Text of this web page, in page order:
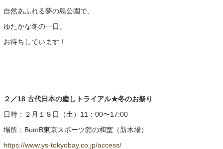
自然あふれる夢の島公園で、
ゆたかな冬の一日。
お待ちしています！
２／18 古代日本の癒しトライアル★冬のお祭り
日時：２月１８日（土）11：00〜17:00
場所：BumB東京スポーツ館の和室（新木場）
https://www.ys-tokyobay.co.jp/access/